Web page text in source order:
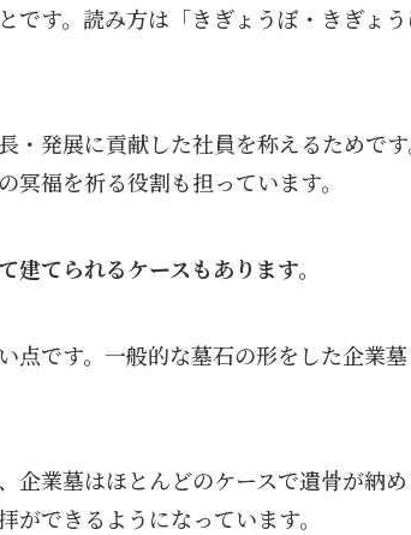
です。読み方は「きぎょうぼ・きぎょ
・発展に貢献した社員を称えるためで
福を祈る役割も担っています。
てられるケースもあります。
です。一般的な墓石の形をした企業
企業墓はほとんどのケースで遺骨が納
できるようになっています。